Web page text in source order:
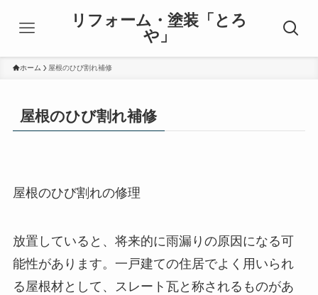
リフォーム・塗装「とろ
や」
ホーム 屋根のひび割れ補修
屋根のひび割れ補修
屋根のひび割れの修理
放置していると、将来的に雨漏りの原因になる可
能性があります。一戸建ての住居でよく用いられ
る屋根材として、スレート瓦と称されるものがあ